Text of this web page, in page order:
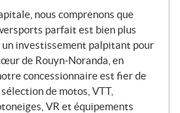
nous comprenons que
parfait est bien plus
un investissement palpitant pour
de Rouyn-Noranda, en
concessionnaire est fier de
de motos, VTT,
VR et équipements